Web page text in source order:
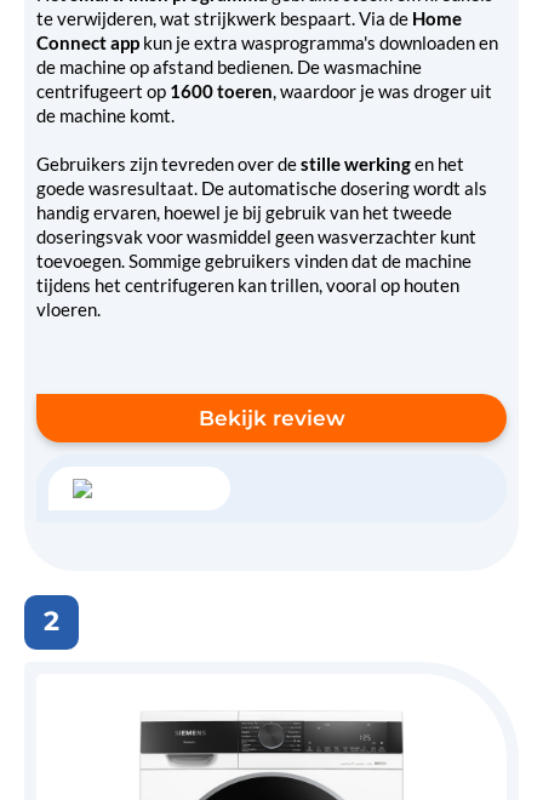
te verwijderen, wat strijkwerk bespaart. Via de Home
Connect app kun je extra wasprogramma's downloaden en
de machine op afstand bedienen. De wasmachine
centrifugeert op 1600 toeren , waardoor je was droger uit
de machine komt.
Gebruikers zijn tevreden over destille werkingen het
goede wasresultaat. De automatische dosering wordt als
handig ervaren, hoewel je bij gebruik van het tweede
doseringsvak voor wasmiddel geen wasverzachter kunt
toevoegen. Sommige gebruikers vinden dat de machine
tijdens het centrifugeren kan trillen, vooral op houten
vloeren.
Bekijk review
2